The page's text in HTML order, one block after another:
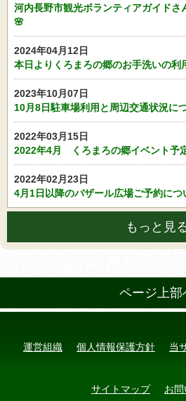
河内長野市観光ボランティアガイドさ
🌸
2024年04月12日
本日よりくろまろの郷のお手洗いの利
2023年10月07日
10月8日駐車場利用と周辺交通状況に
2022年03月15日
2022年4月 くろまろの郷イベント予
2022年02月23日
4月1日以降のバザール広場ご予約に
もっと見
ページ上部
運営組織 個人情報保護方針 当
サイトマップ お